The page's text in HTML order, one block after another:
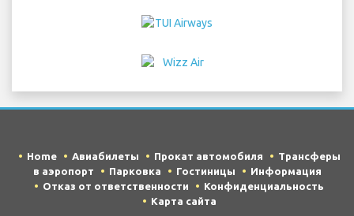
Home Авиабилеты Прокат автомобиля
Трансферы
в аэропорт
Парковка Гостиницы
Информация
Отказ от ответственности
Конфиденциальность
Карта сайта